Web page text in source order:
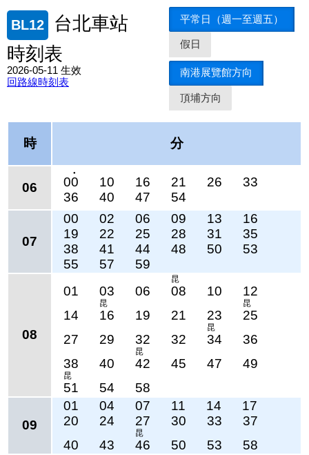
BL12
台北車站
時刻表
2026-05-11 生效
回路線時刻表
平常日（週一至週五）
假日
南港展覽館方向
頂埔方向
時 分
06
●
00 10 16 21 26
33
36
40 47 54
07
00 02 06 09 13
16
19
22 25 28 31
35
38
41 44 48 50
53
55
57 59
08
01 03 06
昆
08 10
12
14
昆
16 19 21 23
昆
25
27
29 32 32
昆
34
36
38
40
昆
42 45 47 49
昆
51 54 58
09
01 04 07 11 14
17
20
24 27 30 33
37
40
43
昆
46 50 53 58